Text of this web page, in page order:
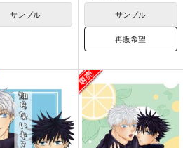
サンプル
サンプル
再販希望